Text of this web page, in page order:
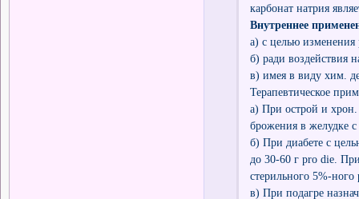
карбонат натрия
Внутреннее
а) с целью
б) ради воздействия
в) имея в виду хим.
Терапевтическое
а) При острой и
брожения в желудке
б) При диабете с
до 30-60 г pro die.
стерильного 5%-ного
в) При подагре